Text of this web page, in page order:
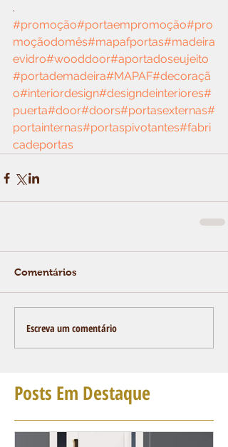
.
#promoção#portaempromoção#pro
moçãodomês#mapafportas#madeira
evidro#wooddoor#aportadoseujeito
#portademadeira#MAPAF#decoraçã
o#interiordesign#designdeinteriores#
puerta#door#doors#portasexternas#
portainternas#portaspivotantes#fabri
cadeportas
Comentários
Escreva um comentário
Posts Em Destaque